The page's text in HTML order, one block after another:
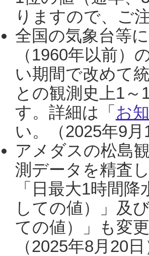
りますので、ご
全国の気象台等
（1960年以前
い期間で改めて
との観測史上1
す。詳細は「 お
い。（2025年9月
アメダスの松島
測データを精査
「日最大1時間
しての値）」及
ての値）」も変
（2025年8月20日